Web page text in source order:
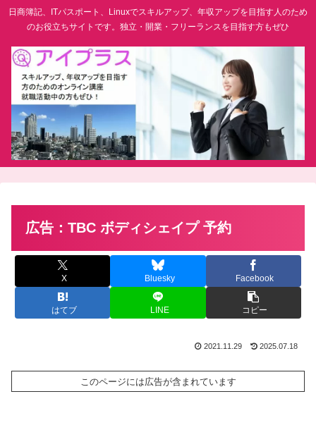
日商簿記、ITパスポート、Linuxでスキルアップ、年収アップを目指す人のため
のお役立ちサイトです。独立・開業・フリーランスを目指す方もぜひ
広告：TBC ボディシェイプ 予約
X Bluesky Facebook
はてブ LINE コピー
2021.11.29 2025.07.18
このページには広告が含まれています